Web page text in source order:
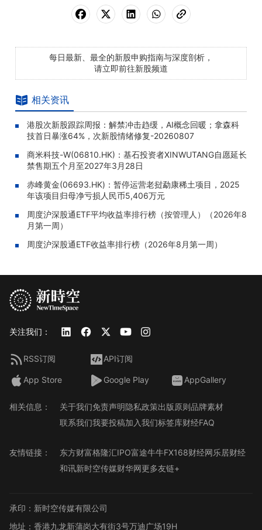
每日最新、最全的新股申购指南与深度剖析，
请立即前往新股频道
相关资讯
港股次新股跟踪周报：解禁冲击趋缓，AI概念回暖；拿森科
技首日暴涨64%，次新股情绪修复-20260807
商米科技-W(06810.HK)：基石投资者XINWUTANG自愿延长
禁售期五个月至2027年3月28日
赤峰黄金(06693.HK)：暂停运营老挝勐康稀土项目，2025
年该项目归母净亏损人民币5,406万元
周度沪深股通ETF平均收益率排行榜（按管理人）（2026年8
月第一周）
周度沪深股通ETF收益率排行榜（2026年8月第一周）
关注我们：
RSS订阅 API订阅
App Store Google Play AppGallery
相关信息： 关于我们免责声明隐私政策出版原则品牌素材
联系我们我要投稿加入我们标签库财经FAQ
友情链接： 东方财富格隆汇IPO富途牛牛FX168财经网乐居财经
和讯新时空传媒财华网更多友链+
承印：新时空传媒有限公司
地址：香港九龙新蒲岗大有街3号万迪广场19H